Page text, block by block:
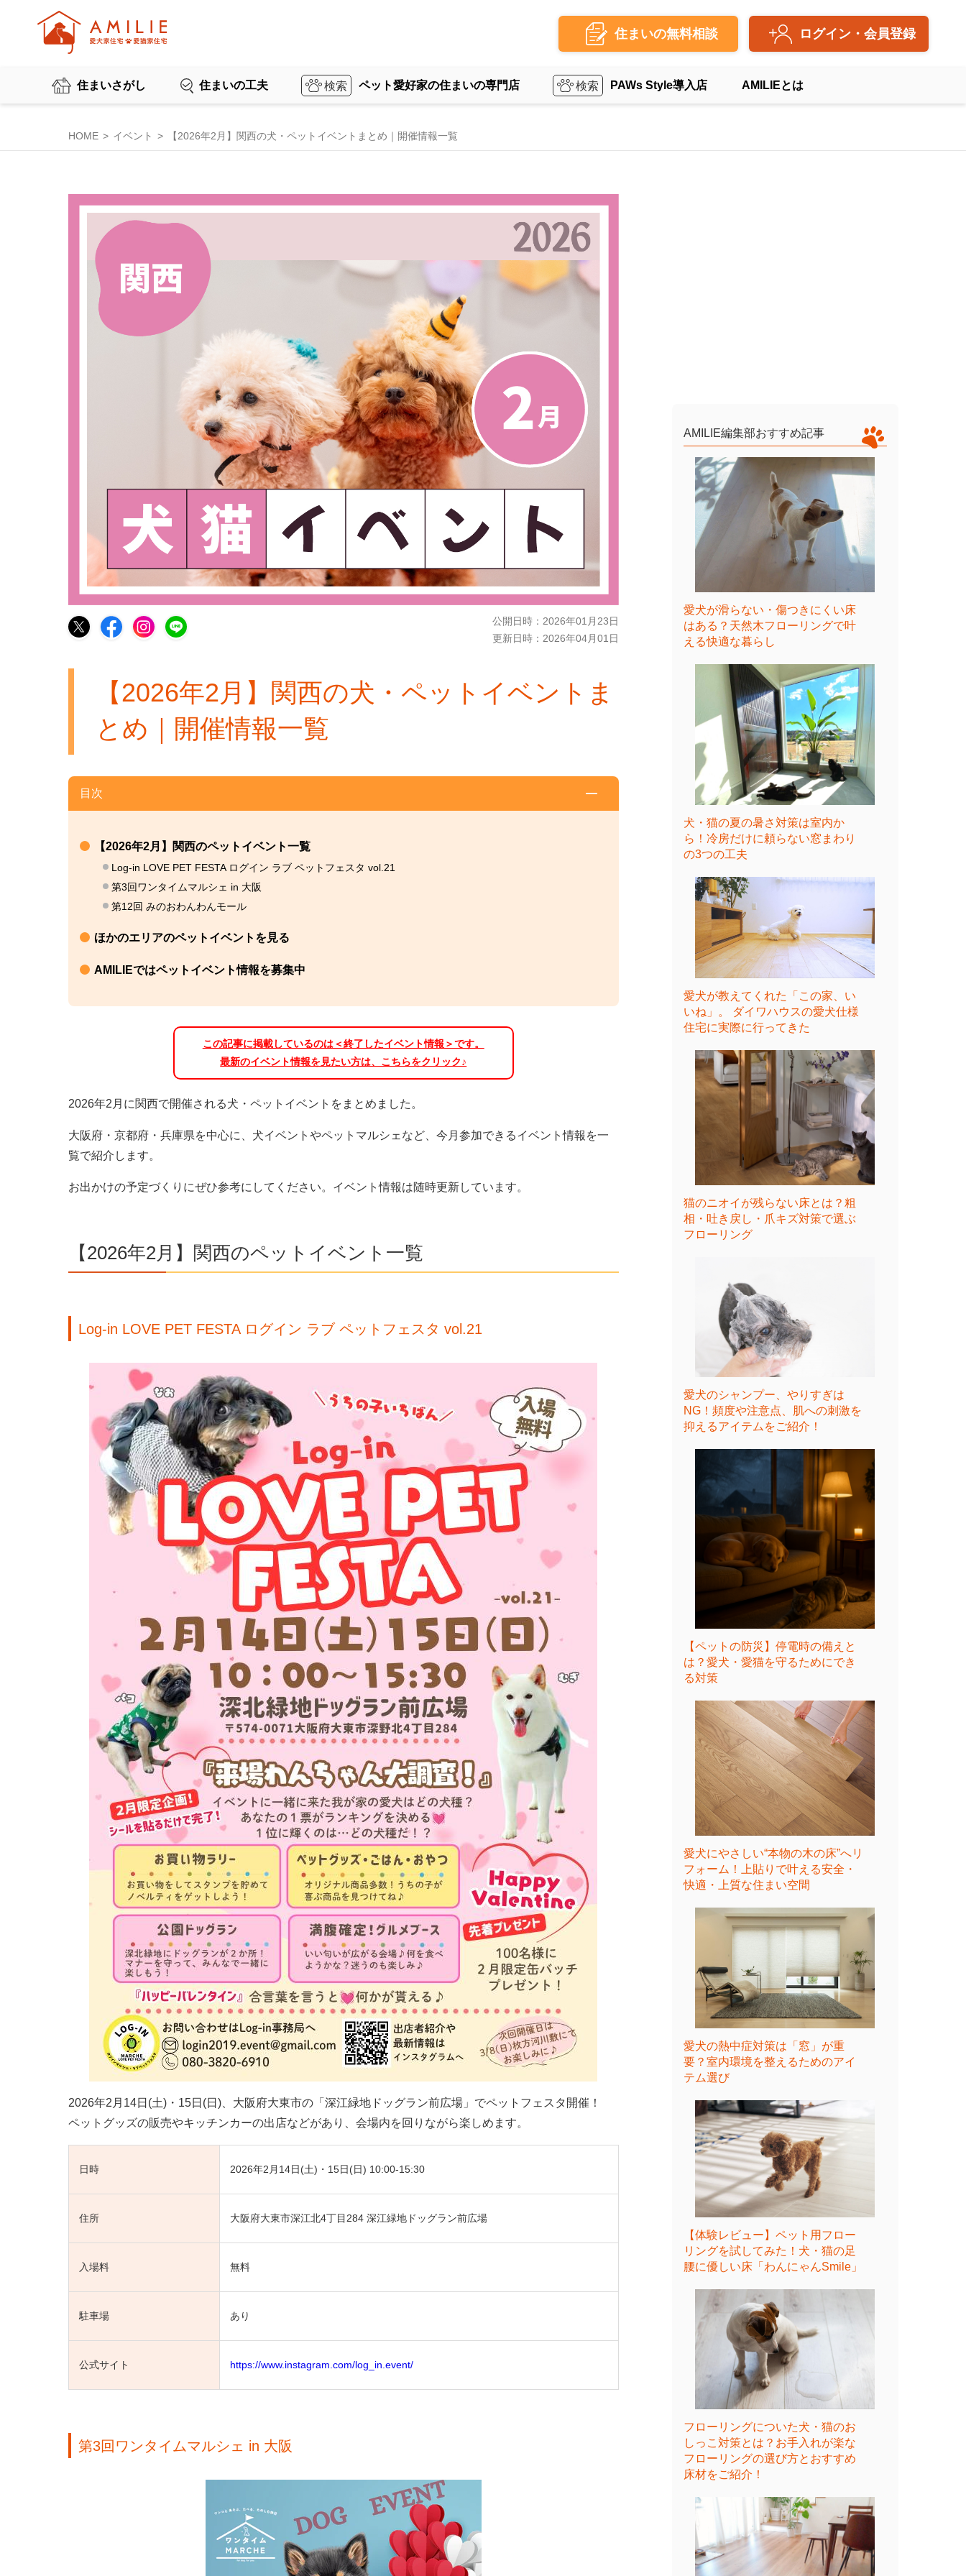
住まいの無料相談 ログイン・会員登録
住まいさがし 住まいの工夫 ペット愛好家の住まいの専門店 PAWs Style導入店 AMILIEとは
HOME イベント 【2026年2月】関西の犬・ペットイベントまとめ｜開催情報一覧
公開日時： 2026年01月23日
更新日時： 2026年04月01日
【2026年2月】関西の犬・ペットイベントま
とめ｜開催情報一覧
目次
【2026年2月】関西のペットイベント一覧
Log-in LOVE PET FESTA ログイン ラブ ペットフェスタ vol.21
第3回ワンタイムマルシェ in 大阪
第12回 みのおわんわんモール
ほかのエリアのペットイベントを見る
AMILIEではペットイベント情報を募集中
この記事に掲載しているのは＜終了したイベント情報＞です。
最新のイベント情報を見たい方は、こちらをクリック♪
2026年2月に関西で開催される犬・ペットイベントをまとめました。
大阪府・京都府・兵庫県を中心に、犬イベントやペットマルシェなど、今月参加できるイベント情報を一
覧で紹介します。
お出かけの予定づくりにぜひ参考にしてください。イベント情報は随時更新しています。
【2026年2月】関西のペットイベント一覧
Log-in LOVE PET FESTA ログイン ラブ ペットフェスタ vol.21
2026年2月14日(土)・15日(日)、大阪府大東市の「深江緑地ドッグラン前広場」でペットフェスタ開催！
ペットグッズの販売やキッチンカーの出店などがあり、会場内を回りながら楽しめます。
日時 2026年2月14日(土)・15日(日) 10:00-15:30
住所 大阪府大東市深江北4丁目284 深江緑地ドッグラン前広場
入場料 無料
駐車場 あり
公式サイト https://www.instagram.com/log_in.event/
第3回ワンタイムマルシェ in 大阪
AMILIE編集部おすすめ記事
愛犬が滑らない・傷つきにくい床
はある？天然木フローリングで叶
える快適な暮らし
犬・猫の夏の暑さ対策は室内か
ら！冷房だけに頼らない窓まわり
の3つの工夫
愛犬が教えてくれた「この家、い
いね」。 ダイワハウスの愛犬仕様
住宅に実際に行ってきた
猫のニオイが残らない床とは？粗
相・吐き戻し・爪キズ対策で選ぶ
フローリング
愛犬のシャンプー、やりすぎは
NG！頻度や注意点、肌への刺激を
抑えるアイテムをご紹介！
【ペットの防災】停電時の備えと
は？愛犬・愛猫を守るためにでき
る対策
愛犬にやさしい“本物の木の床”へリ
フォーム！上貼りで叶える安全・
快適・上質な住まい空間
愛犬の熱中症対策は「窓」が重
要？室内環境を整えるためのアイ
テム選び
【体験レビュー】ペット用フロー
リングを試してみた！犬・猫の足
腰に優しい床「わんにゃんSmile」
フローリングについた犬・猫のお
しっこ対策とは？お手入れが楽な
フローリングの選び方とおすすめ
床材をご紹介！